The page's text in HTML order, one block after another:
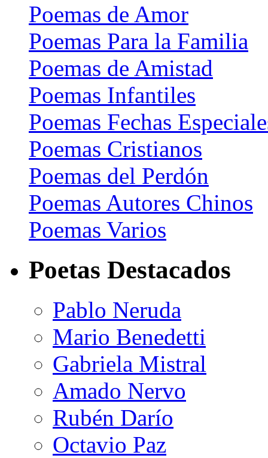
Poemas de Amor
Poemas Para la Familia
Poemas de Amistad
Poemas Infantiles
Poemas Fechas
Poemas Cristianos
Poemas del Perdón
Poemas Autores Chinos
Poemas Varios
Poetas Destacados
Pablo Neruda
Mario Benedetti
Gabriela Mistral
Amado Nervo
Rubén Darío
Octavio Paz